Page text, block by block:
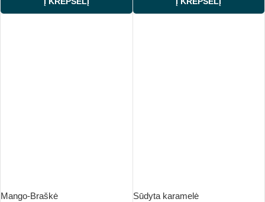
Mango-Braškė Sūdyta karamelė